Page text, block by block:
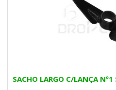
SACHO LARGO C/LANÇA Nº1